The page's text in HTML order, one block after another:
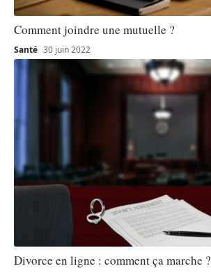
Comment joindre une mutuelle ?
Santé 30 juin 2022
Divorce en ligne : comment ça marche ?